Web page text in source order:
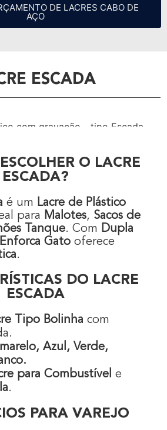
DE LACRES CABO DE
AÇO
ESCADA
O LACRE
ESCADA?
é um Lacre de Plástico
para Malotes, Sacos de
Tanque. Com Dupla
Enforca Gato oferece
.
DO LACRE
ESCADA
Tipo Bolinha com
Azul, Verde,
para Combustível e
.
PARA VAREJO